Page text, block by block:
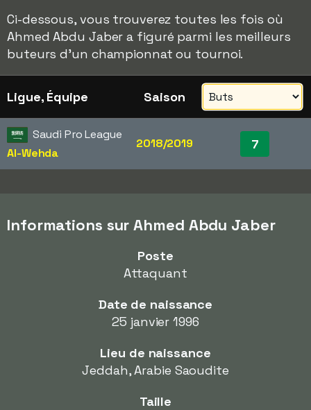
Ci-dessous, vous trouverez toutes les fois où
Ahmed Abdu Jaber a figuré parmi les meilleurs
buteurs d'un championnat ou tournoi.
Ligue, Équipe Saison
Saudi Pro League
Al-Wehda
2018/2019 7
Informations sur Ahmed Abdu Jaber
Poste
Attaquant
Date de naissance
25 janvier 1996
Lieu de naissance
Jeddah, Arabie Saoudite
Taille